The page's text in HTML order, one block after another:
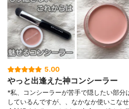
5.00
やっと出逢えた神コンシーラー
*私、コンシーラーが苦手で隠したい部分
しているんですが、、なかなか使いこな